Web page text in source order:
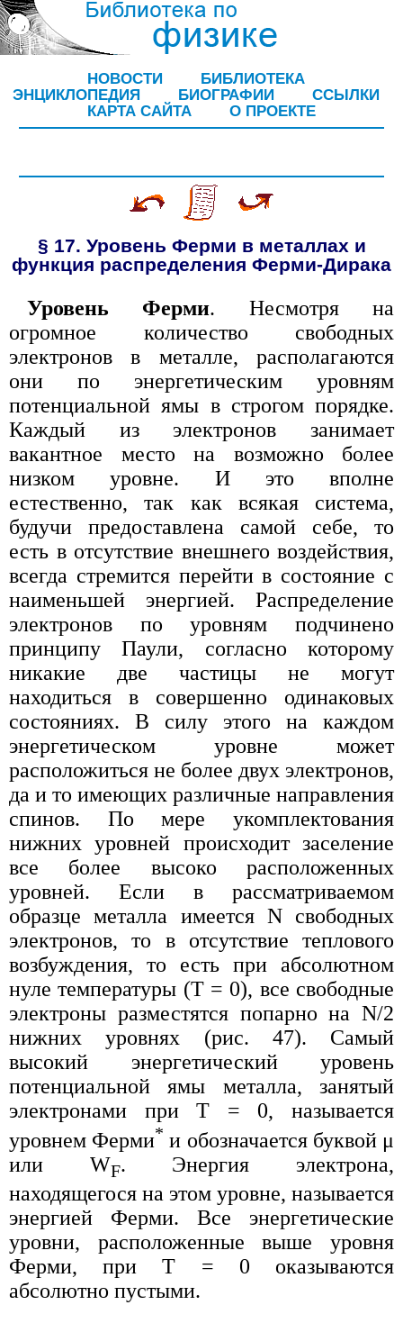
НОВОСТИ
БИБЛИОТЕКА
ЭНЦИКЛОПЕДИЯ
БИОГРАФИИ
ССЫЛКИ
КАРТА САЙТА
О ПРОЕКТЕ
§ 17. Уровень Ферми в металлах и
функция распределения Ферми-Дирака
Уровень Ферми. Несмотря на
огромное количество свободных
электронов в металле, располагаются
они по энергетическим уровням
потенциальной ямы в строгом порядке.
Каждый из электронов занимает
вакантное место на возможно более
низком уровне. И это вполне
естественно, так как всякая система,
будучи предоставлена самой себе, то
есть в отсутствие внешнего воздействия,
всегда стремится перейти в состояние с
наименьшей энергией. Распределение
электронов по уровням подчинено
принципу Паули, согласно которому
никакие две частицы не могут
находиться в совершенно одинаковых
состояниях. В силу этого на каждом
энергетическом уровне может
расположиться не более двух электронов,
да и то имеющих различные направления
спинов. По мере укомплектования
нижних уровней происходит заселение
все более высоко расположенных
уровней. Если в рассматриваемом
образце металла имеется N свободных
электронов, то в отсутствие теплового
возбуждения, то есть при абсолютном
нуле температуры (T = 0), все свободные
электроны разместятся попарно на N/2
нижних уровнях (рис. 47). Самый
высокий энергетический уровень
потенциальной ямы металла, занятый
электронами при Т = 0, называется
уровнем Ферми* и обозначается буквой μ
или WF. Энергия электрона,
находящегося на этом уровне, называется
энергией Ферми. Все энергетические
уровни, расположенные выше уровня
Ферми, при Т = 0 оказываются
абсолютно пустыми.